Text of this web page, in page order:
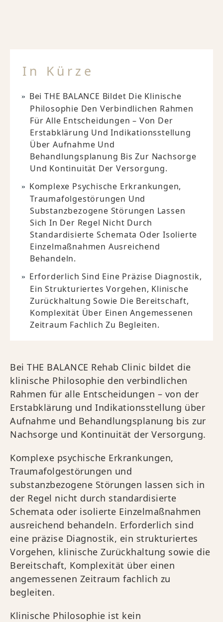
In Kürze
Bei THE BALANCE Bildet Die Klinische
Philosophie Den Verbindlichen Rahmen
Für Alle Entscheidungen – Von Der
Erstabklärung Und Indikationsstellung
Über Aufnahme Und
Behandlungsplanung Bis Zur Nachsorge
Und Kontinuität Der Versorgung.
Komplexe Psychische Erkrankungen,
Traumafolgestörungen Und
Substanzbezogene Störungen Lassen
Sich In Der Regel Nicht Durch
Standardisierte Schemata Oder Isolierte
Einzelmaßnahmen Ausreichend
Behandeln.
Erforderlich Sind Eine Präzise Diagnostik,
Ein Strukturiertes Vorgehen, Klinische
Zurückhaltung Sowie Die Bereitschaft,
Komplexität Über Einen Angemessenen
Zeitraum Fachlich Zu Begleiten.
Bei THE BALANCE Rehab Clinic bildet die
klinische Philosophie den verbindlichen
Rahmen für alle Entscheidungen – von der
Erstabklärung und Indikationsstellung über
Aufnahme und Behandlungsplanung bis zur
Nachsorge und Kontinuität der Versorgung.
Komplexe psychische Erkrankungen,
Traumafolgestörungen und
substanzbezogene Störungen lassen sich in
der Regel nicht durch standardisierte
Schemata oder isolierte Einzelmaßnahmen
ausreichend behandeln. Erforderlich sind
eine präzise Diagnostik, ein strukturiertes
Vorgehen, klinische Zurückhaltung sowie die
Bereitschaft, Komplexität über einen
angemessenen Zeitraum fachlich zu
begleiten.
Klinische Philosophie ist kein